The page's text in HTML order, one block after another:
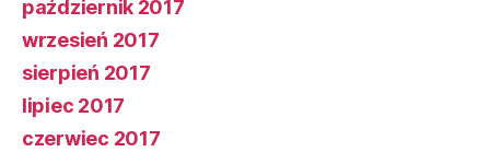
październik 2017
wrzesień 2017
sierpień 2017
lipiec 2017
czerwiec 2017